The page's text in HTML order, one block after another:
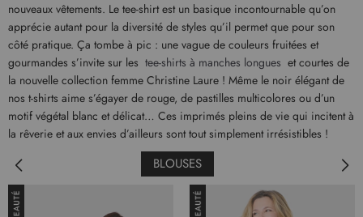
nouveaux vêtements. Le tee-shirt est un basique incontournable qu’on
apprécie autant pour la diversité de styles qu’il permet que pour son
côté pratique. Ça tombe à pic : une vague de couleurs fruitées et
gourmandes s’invite sur les tee-shirts à manches longues et courtes de
la nouvelle collection femme Christine Laure ! Même le noir élégant de
nos t-shirts aime s’égayer de rouge, de pastilles multicolores ou d’un
motif végétal blanc et délicat… Ces imprimés pleins de vie qui incitent à
la rêverie et aux envies d’ailleurs sont tout simplement irrésistibles !
BLOUSES